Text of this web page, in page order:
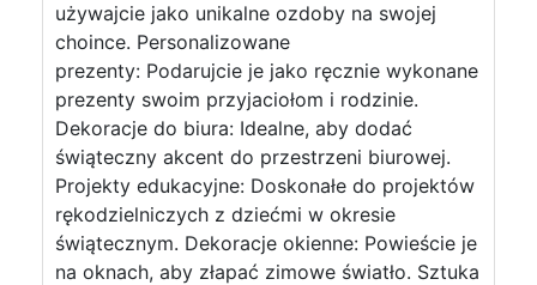
używajcie jako unikalne ozdoby na swojej
choince. Personalizowane
prezenty: Podarujcie je jako ręcznie wykonane
prezenty swoim przyjaciołom i rodzinie.
Dekoracje do biura: Idealne, aby dodać
świąteczny akcent do przestrzeni biurowej.
Projekty edukacyjne: Doskonałe do projektów
rękodzielniczych z dziećmi w okresie
świątecznym. Dekoracje okienne: Powieście je
na oknach, aby złapać zimowe światło. Sztuka